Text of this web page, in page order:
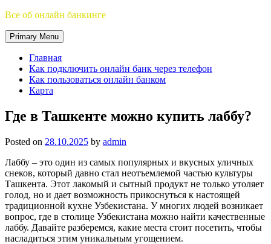
Все об онлайн банкинге
Primary Menu
Главная
Как подключить онлайн банк через телефон
Как пользоваться онлайн банком
Карта
Где в Ташкенте можно купить лаббу?
Posted on 28.10.2025 by admin
Лаббу – это один из самых популярных и вкусных уличных
снеков, который давно стал неотъемлемой частью культуры
Ташкента. Этот лакомый и сытный продукт не только утоляет
голод, но и дает возможность прикоснуться к настоящей
традиционной кухне Узбекистана. У многих людей возникает
вопрос, где в столице Узбекистана можно найти качественные
лаббу. Давайте разберемся, какие места стоит посетить, чтобы
насладиться этим уникальным угощением.